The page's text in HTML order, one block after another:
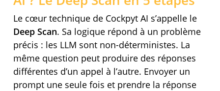
Le cœur technique de Cockpyt AI s’appelle le
Deep Scan. Sa logique répond à un problème
précis : les LLM sont non-déterministes. La
même question peut produire des réponses
différentes d’un appel à l’autre. Envoyer un
prompt une seule fois et prendre la réponse